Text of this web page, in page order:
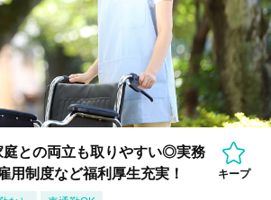
庭との両立も取りやすい◎実務
制度など福利厚生充実！
キープ